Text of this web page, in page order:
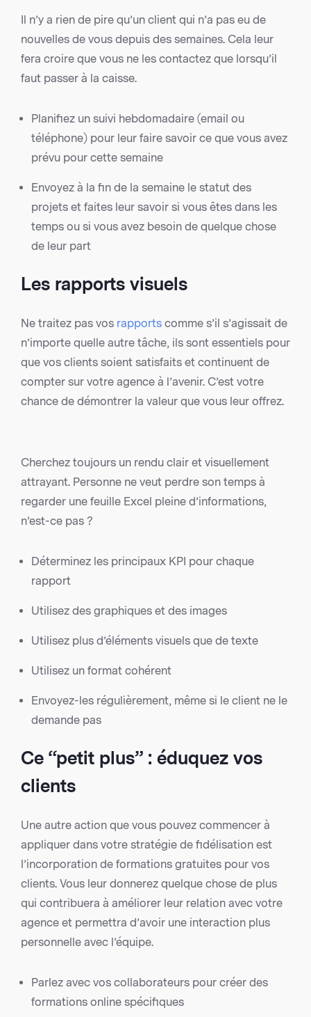
Il n’y a rien de pire qu’un client qui n’a pas eu de
nouvelles de vous depuis des semaines. Cela leur
fera croire que vous ne les contactez que lorsqu’il
faut passer à la caisse.
Planifiez un suivi hebdomadaire (email ou
téléphone) pour leur faire savoir ce que vous avez
prévu pour cette semaine
Envoyez à la fin de la semaine le statut des
projets et faites leur savoir si vous êtes dans les
temps ou si vous avez besoin de quelque chose
de leur part
Les rapports visuels
Ne traitez pas vos rapports comme s’il s’agissait de
n’importe quelle autre tâche, ils sont essentiels pour
que vos clients soient satisfaits et continuent de
compter sur votre agence à l’avenir. C’est votre
chance de démontrer la valeur que vous leur offrez.
Cherchez toujours un rendu clair et visuellement
attrayant. Personne ne veut perdre son temps à
regarder une feuille Excel pleine d’informations,
n’est-ce pas ?
Déterminez les principaux KPI pour chaque
rapport
Utilisez des graphiques et des images
Utilisez plus d’éléments visuels que de texte
Utilisez un format cohérent
Envoyez-les régulièrement, même si le client ne le
demande pas
Ce “petit plus” : éduquez vos
clients
Une autre action que vous pouvez commencer à
appliquer dans votre stratégie de fidélisation est
l’incorporation de formations gratuites pour vos
clients. Vous leur donnerez quelque chose de plus
qui contribuera à améliorer leur relation avec votre
agence et permettra d’avoir une interaction plus
personnelle avec l’équipe.
Parlez avec vos collaborateurs pour créer des
formations online spécifiques